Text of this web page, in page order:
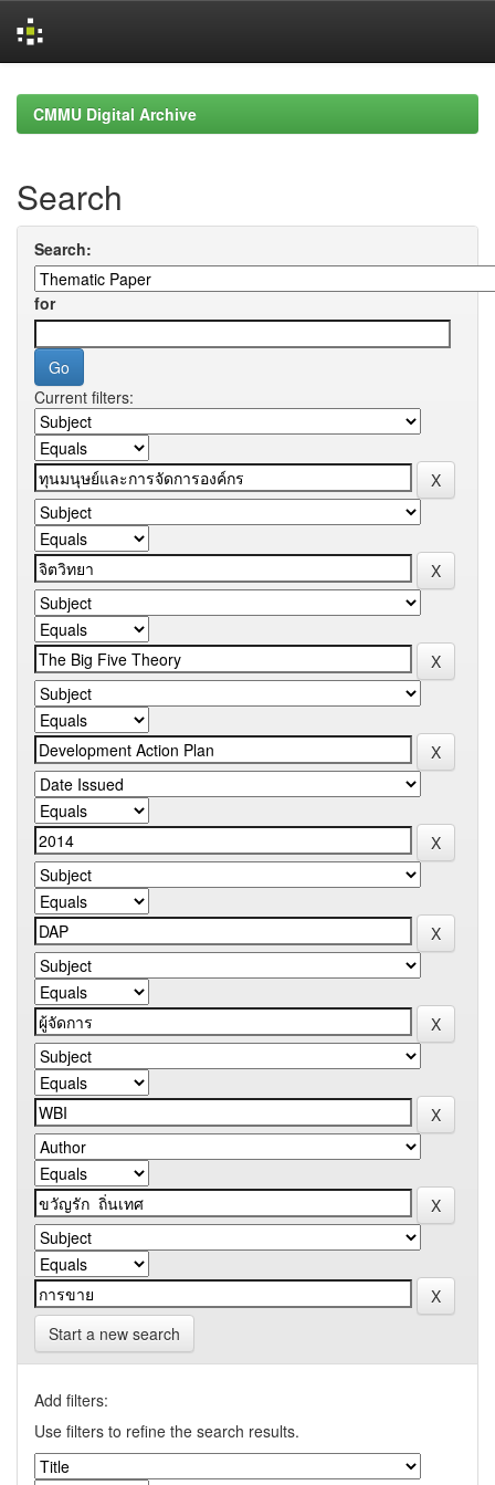
navigationCMMU Digital Archive
Search
Search:
for
Current filters:
Start a new search
Add filters:
Use filters to refine the search results.